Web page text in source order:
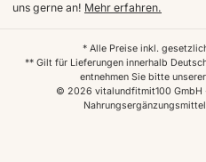
uns gerne an! Mehr erfahren.
© 2026 vitalundfitmit100 GmbH
* Alle Preise inkl.
** Gilt für Lieferungen innerhalb
entnehmen Sie bitte unserer